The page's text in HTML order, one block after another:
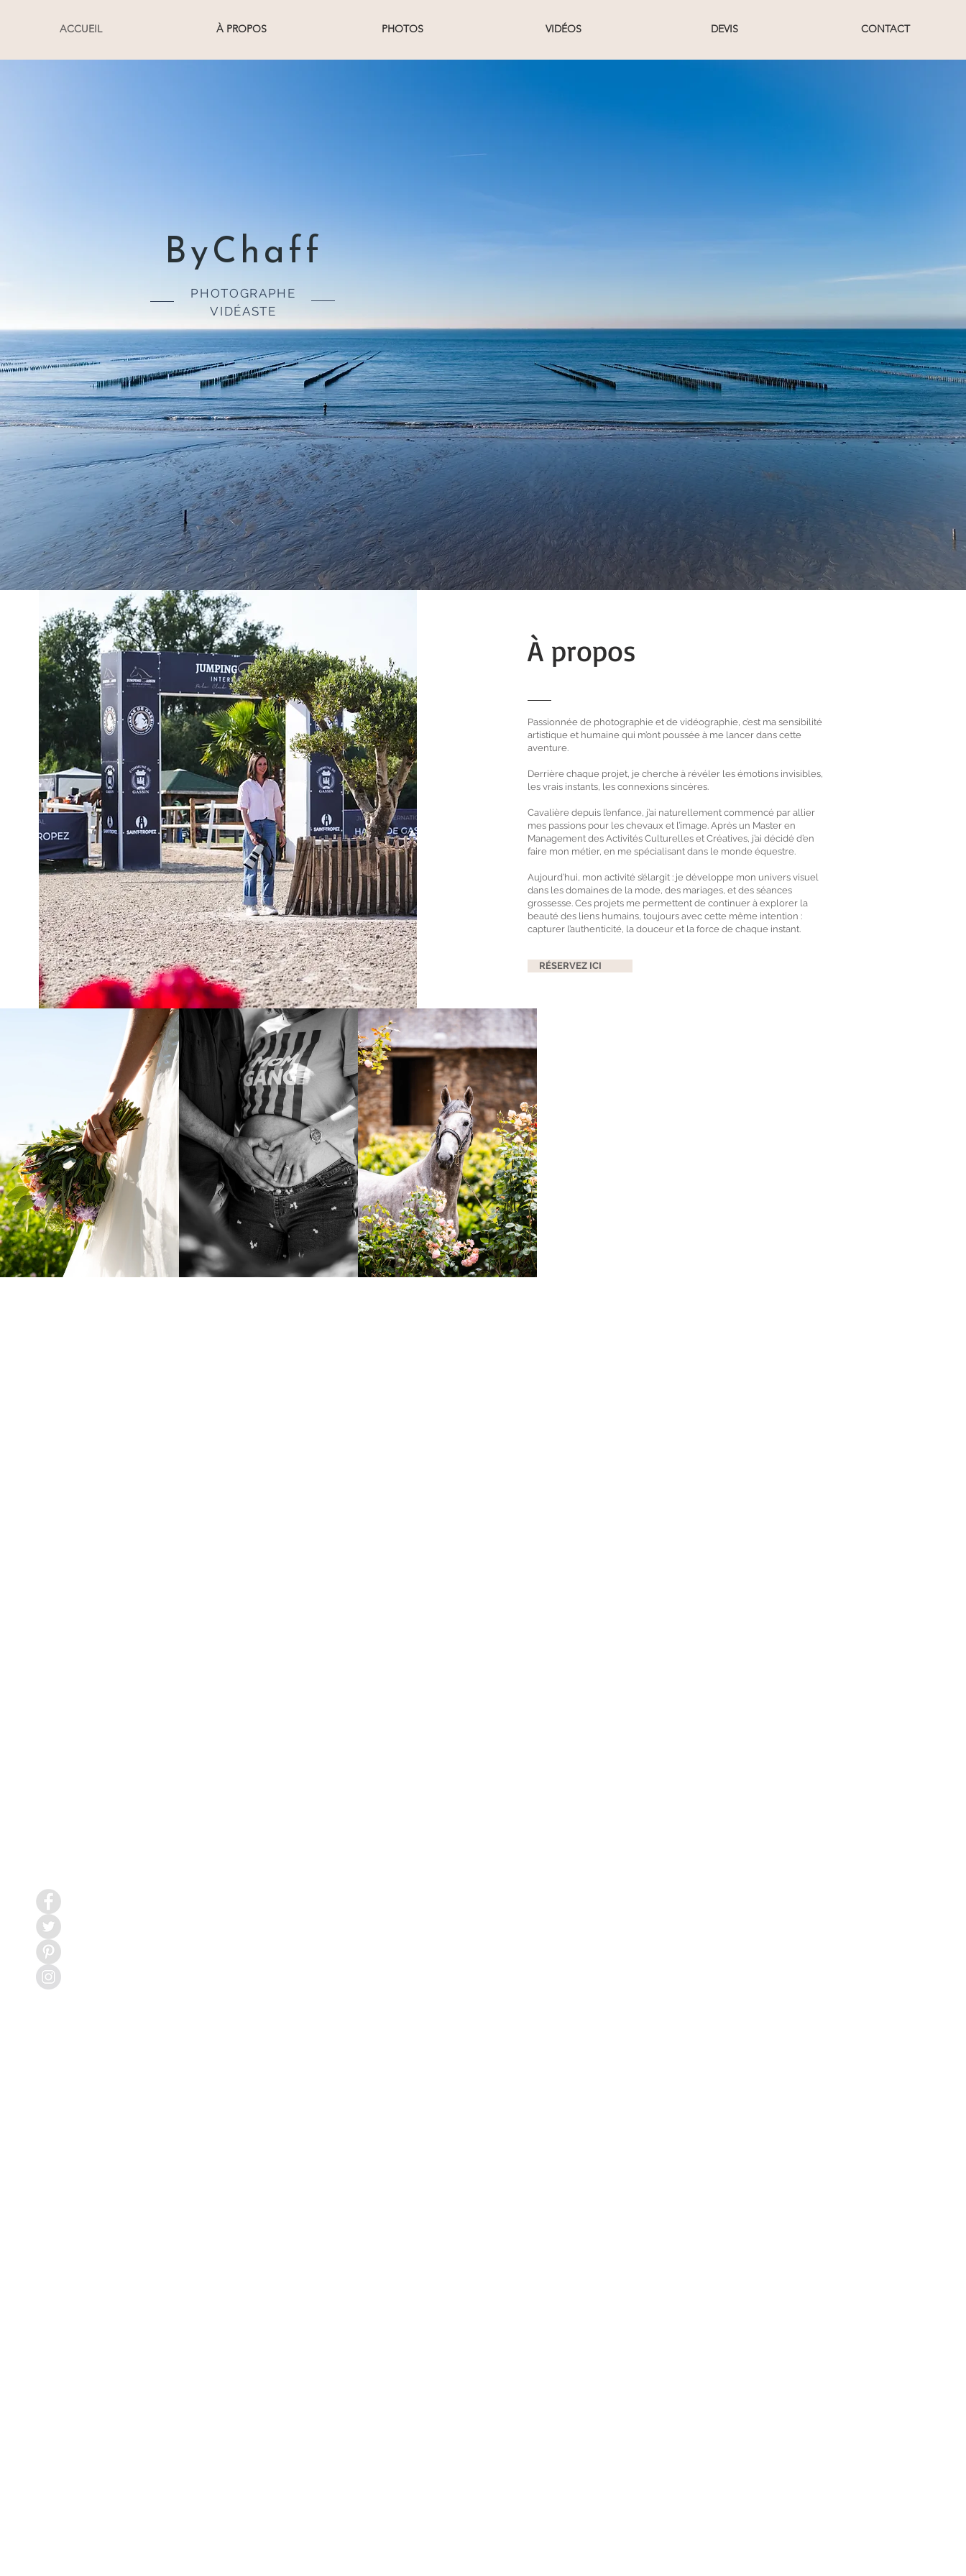
ACCUEIL À PROPOS PHOTOS VIDÉOS DEVIS CONTACT
ByChaff
PHOTOGRAPHE
VIDÉASTE
À propos
Passionnée de photographie et de vidéographie, c’est ma sensibilité
artistique et humaine qui m’ont poussée à me lancer dans cette
aventure.
Derrière chaque projet, je cherche à révéler les émotions invisibles,
les vrais instants, les connexions sincères.
Cavalière depuis l’enfance, j’ai naturellement commencé par allier
mes passions pour les chevaux et l’image. Après un Master en
Management des Activités Culturelles et Créatives, j’ai décidé d’en
faire mon métier, en me spécialisant dans le monde équestre.
Aujourd’hui, mon activité s’élargit : je développe mon univers visuel
dans les domaines de la mode, des mariages, et des séances
grossesse. Ces projets me permettent de continuer à explorer la
beauté des liens humains, toujours avec cette même intention :
capturer l’authenticité, la douceur et la force de chaque instant.
RÉSERVEZ ICI